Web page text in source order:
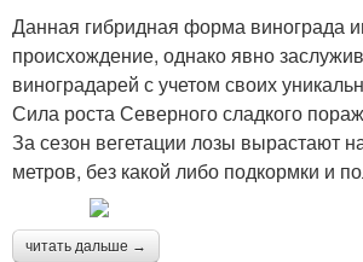
Данная гибридная форма винограда
происхождение, однако явно
виноградарей с учетом своих
Сила роста Северного сладкого
За сезон вегетации лозы вырастают
метров, без какой либо подкормки и
читать дальше →